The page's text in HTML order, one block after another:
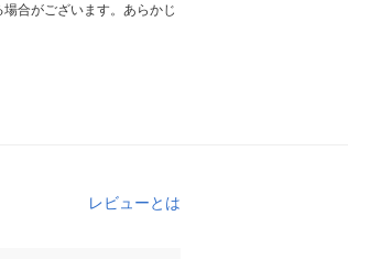
合がございます。あらかじ
レビューとは